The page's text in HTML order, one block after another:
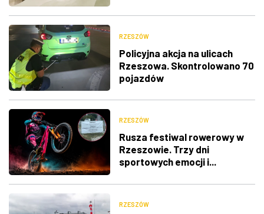
RZESZÓW
Policyjna akcja na ulicach
Rzeszowa. Skontrolowano 70
pojazdów
RZESZÓW
Rusza festiwal rowerowy w
Rzeszowie. Trzy dni
sportowych emocji i...
RZESZÓW